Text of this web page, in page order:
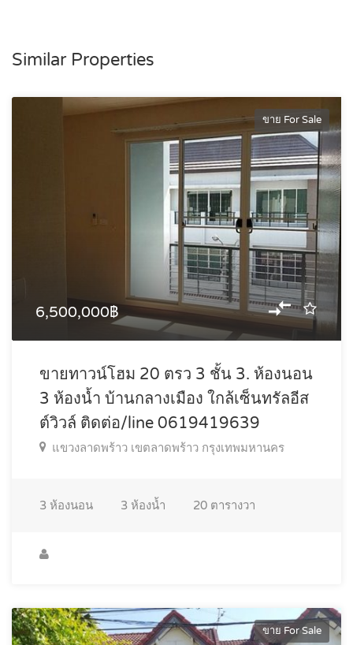
Similar Properties
ขาย For Sale
6,500,000฿
ขายทาวน์โฮม 20 ตรว 3 ชั้น 3. ห้องนอน
3 ห้องน้ำ บ้านกลางเมือง ใกล้เซ็นทรัลอีส
ต์วิวล์ ติดต่อ/line 0619419639
แขวงลาดพร้าว เขตลาดพร้าว กรุงเทพมหานคร
3 ห้องนอน 3 ห้องน้ำ 20 ตารางวา
ขาย For Sale